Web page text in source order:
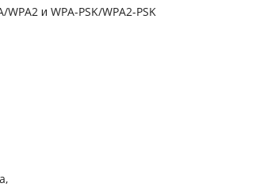
и WPA-PSK/WPA2-PSK